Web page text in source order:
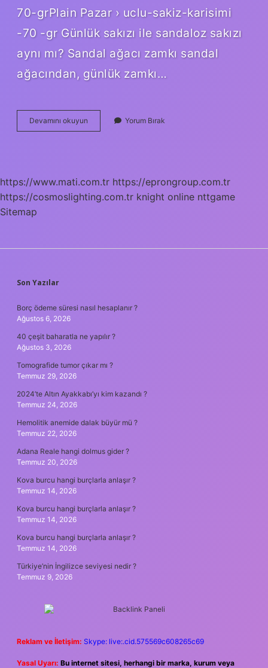
70-grPlain Pazar › uclu-sakiz-karisimi
-70 -gr Günlük sakızı ile sandaloz sakızı
aynı mı? Sandal ağacı zamkı sandal
ağacından, günlük zamkı…
Devamını okuyun Akgünlük
Sakızının
Yorum Bırak
https://www.mati.com.tr https://eprongroup.com.tr
https://cosmoslighting.com.tr knight online nttgame
Sitemap
SIDEBAR
Son Yazılar
Borç ödeme süresi nasıl hesaplanır ?
Ağustos 6, 2026
40 çeşit baharatla ne yapılır ?
Ağustos 3, 2026
Tomografide tumor çıkar mı ?
Temmuz 29, 2026
2024’te Altın Ayakkabı’yı kim kazandı ?
Temmuz 24, 2026
Hemolitik anemide dalak büyür mü ?
Temmuz 22, 2026
Adana Reale hangi dolmus gider ?
Temmuz 20, 2026
Kova burcu hangi burçlarla anlaşır ?
Temmuz 14, 2026
Kova burcu hangi burçlarla anlaşır ?
Temmuz 14, 2026
Kova burcu hangi burçlarla anlaşır ?
Temmuz 14, 2026
Türkiye’nin İngilizce seviyesi nedir ?
Temmuz 9, 2026
Reklam ve İletişim: Skype: live:.cid.575569c608265c69
Yasal Uyarı: Bu internet sitesi, herhangi bir marka, kurum veya